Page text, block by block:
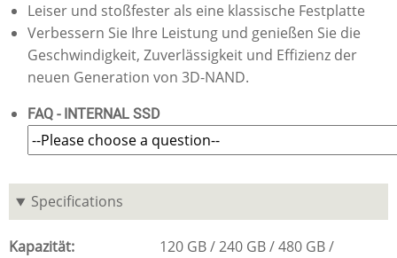
Leiser und stoßfester als eine klassische Festplatte
Verbessern Sie Ihre Leistung und genießen Sie die
Geschwindigkeit, Zuverlässigkeit und Effizienz der
neuen Generation von 3D-NAND.
FAQ - INTERNAL SSD
Specifications
Kapazität 120 GB 240 GB
480 GB